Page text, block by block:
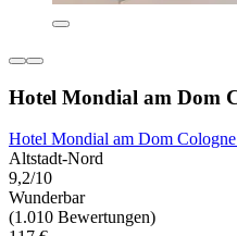
Hotel Mondial am Dom
Hotel Mondial am Dom
Altstadt-Nord
9,2/10
Wunderbar
(1.010 Bewertungen)